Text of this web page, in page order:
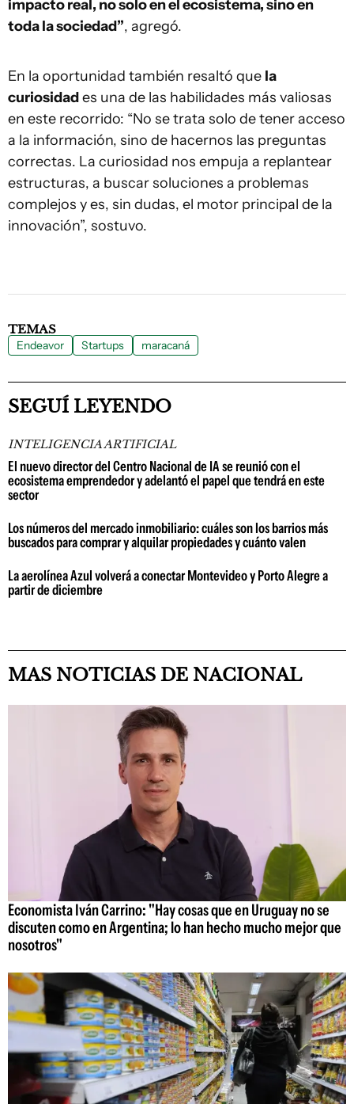
impacto real, no solo en el ecosistema, sino en
toda la sociedad”, agregó.
En la oportunidad también resaltó que la
curiosidades una de las habilidades más valiosas
en este recorrido: “No se trata solo de tener acceso
a la información, sino de hacernos las preguntas
correctas. La curiosidad nos empuja a replantear
estructuras, a buscar soluciones a problemas
complejos y es, sin dudas, el motor principal de la
innovación”, sostuvo.
TEMAS
Endeavor Startups maracaná
SEGUÍ LEYENDO
INTELIGENCIA ARTIFICIAL
El nuevo director del Centro Nacional de IA se reunió con el
ecosistema emprendedor y adelantó el papel que tendrá en este
sector
Los números del mercado inmobiliario: cuáles son los barrios más
buscados para comprar y alquilar propiedades y cuánto valen
La aerolínea Azul volverá a conectar Montevideo y Porto Alegre a
partir de diciembre
MAS NOTICIAS DE NACIONAL
Economista Iván Carrino: "Hay cosas que en Uruguay no se
discuten como en Argentina; lo han hecho mucho mejor que
nosotros"